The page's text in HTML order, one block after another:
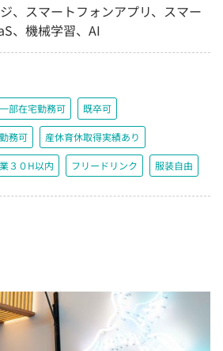
、スマートフォンアプリ、スマー
、機械学習、AI
一部在宅勤務可 既卒可
務可 産休育休取得実績あり
３０H以内 フリードリンク 服装自由